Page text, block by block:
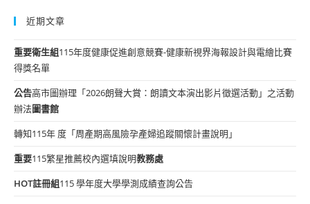
近期文章
重要衛生組115年度健康促進創意競賽-健康新視界海報設計與電繪比賽
得獎名單
公告高市圖辦理「2026朗聲大賞：朗讀文本演出影片徵選活動」之活動
辦法圖書館
轉知115年 度「周產期高風險孕產婦追蹤關懷計畫說明」
重要115繁星推薦校內選填說明教務處
HOT註冊組115 學年度大學學測成績查詢公告